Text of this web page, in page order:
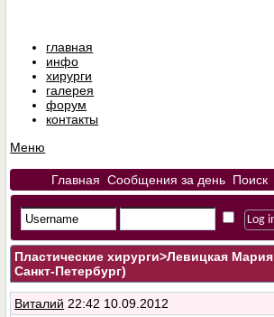
главная
инфо
хирурги
галерея
форум
контакты
Меню
Главная Сообщения за день Поиск
Пластические хирурги>Левицкая Мария
Санкт-Петербург)
Виталий 22:42 10.09.2012